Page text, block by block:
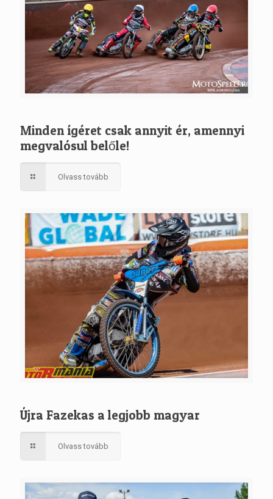
Minden ígéret csak annyit ér, amennyi
megvalósul belőle!
Olvass tovább
Újra Fazekas a legjobb magyar
Olvass tovább